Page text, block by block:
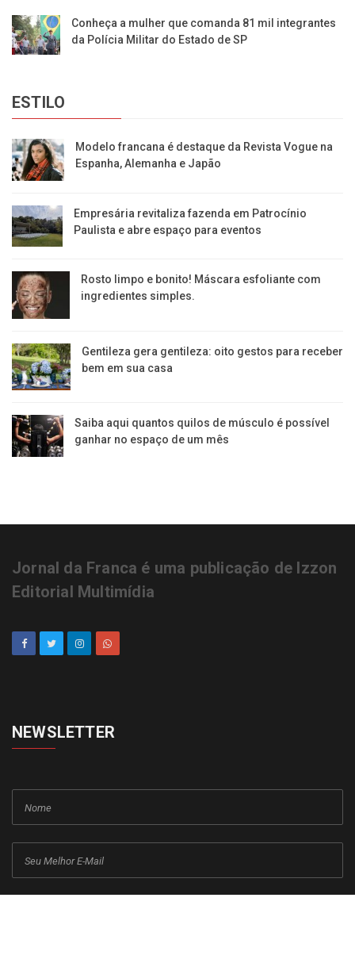
Conheça a mulher que comanda 81 mil integrantes
da Polícia Militar do Estado de SP
ESTILO
Modelo francana é destaque da Revista Vogue na
Espanha, Alemanha e Japão
Empresária revitaliza fazenda em Patrocínio
Paulista e abre espaço para eventos
Rosto limpo e bonito! Máscara esfoliante com
ingredientes simples.
Gentileza gera gentileza: oito gestos para receber
bem em sua casa
Saiba aqui quantos quilos de músculo é possível
ganhar no espaço de um mês
Jornal da Franca é uma publicação de Izzon
Editorial Multimídia
NEWSLETTER